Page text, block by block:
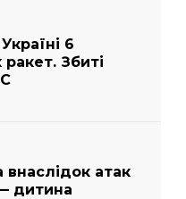
6
ракет. Збиті
атак
дитина